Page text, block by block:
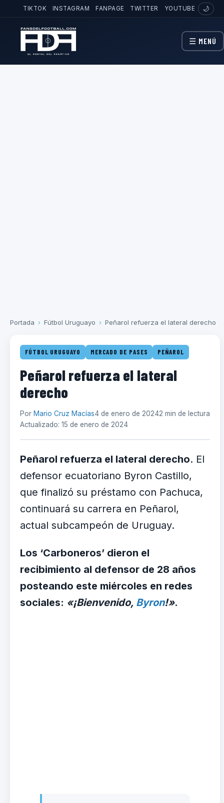
TIKTOK INSTAGRAM FANPAGE TWITTER YOUTUBE 🌙
☰ MENÚ
Portada › Fútbol Uruguayo › Peñarol refuerza el lateral derecho
FÚTBOL URUGUAYO MERCADO DE PASES PEÑAROL
Peñarol refuerza el lateral
derecho
Por Mario Cruz Macías4 de enero de 20242 min de lectura
Actualizado: 15 de enero de 2024
Peñarol refuerza el lateral derecho. El
defensor ecuatoriano Byron Castillo,
que finalizó su préstamo con Pachuca,
continuará su carrera en Peñarol,
actual subcampeón de Uruguay.
Los ‘Carboneros’ dieron el
recibimiento al defensor de 28 años
posteando este miércoles en redes
sociales: «¡Bienvenido, Byron!».